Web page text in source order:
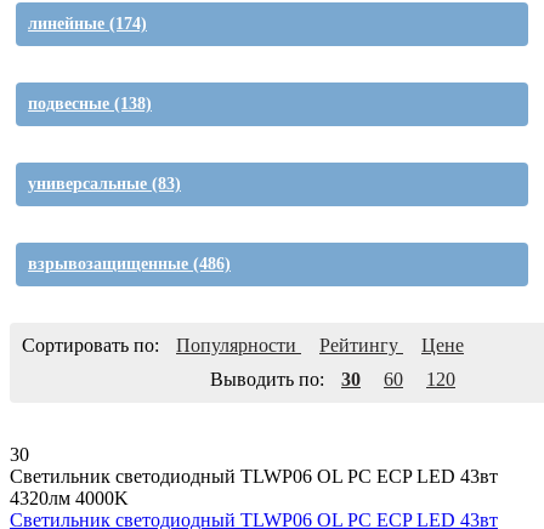
линейные (174)
подвесные (138)
универсальные (83)
взрывозащищенные (486)
Сортировать по: Популярности Рейтингу
Цене
Выводить по:
30 60 120
30
Светильник светодиодный TLWP06 OL PC ECP LED 43вт
4320лм 4000K
Светильник светодиодный TLWP06 OL PC ECP LED 43вт